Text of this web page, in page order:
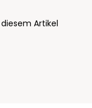
Artikel